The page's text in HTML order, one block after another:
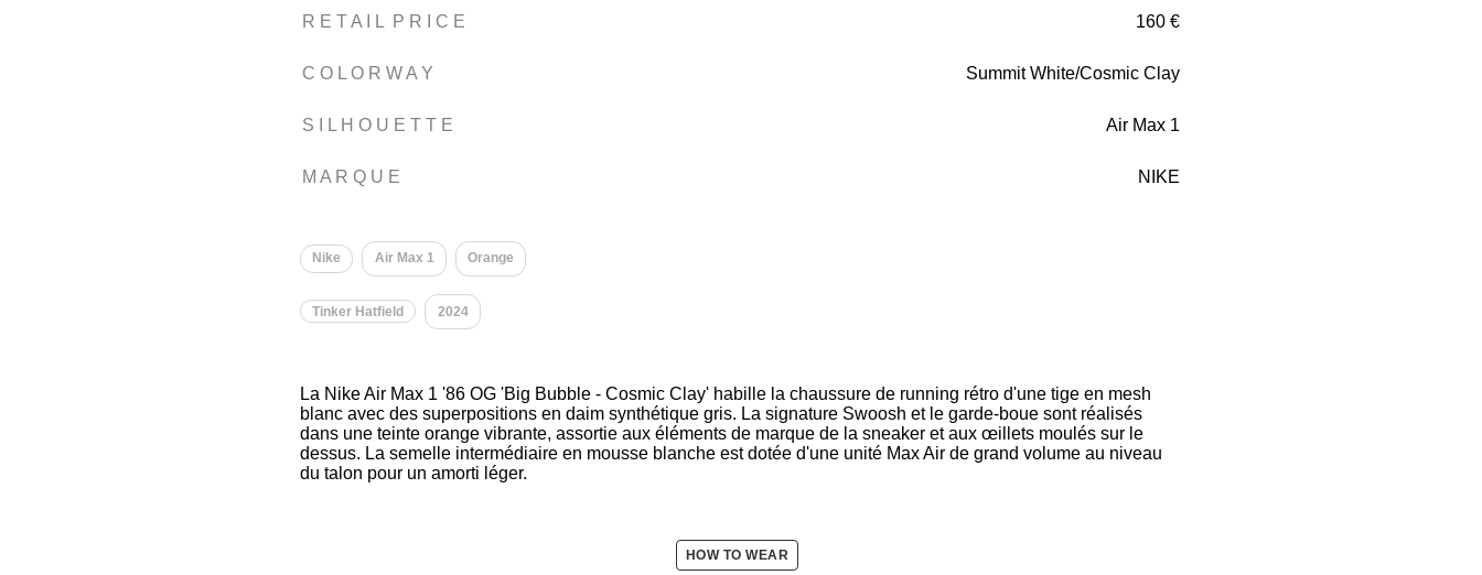
R E T A I L P R I C E 160 €
C O L O R W A Y Summit White/Cosmic Clay
S I L H O U E T T E Air Max 1
M A R Q U E NIKE
Nike Air Max 1 Orange
Tinker Hatfield 2024
La Nike Air Max 1 '86 OG 'Big Bubble - Cosmic Clay' habille la chaussure de running rétro d'une tige en mesh
blanc avec des superpositions en daim synthétique gris. La signature Swoosh et le garde-boue sont réalisés
dans une teinte orange vibrante, assortie aux éléments de marque de la sneaker et aux œillets moulés sur le
dessus. La semelle intermédiaire en mousse blanche est dotée d'une unité Max Air de grand volume au niveau
du talon pour un amorti léger.
HOW TO WEAR